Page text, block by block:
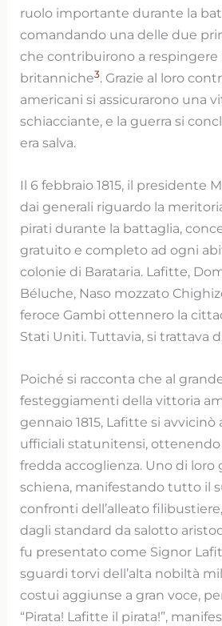
ruolo importante durante la
comandando una delle due
che contribuirono a respingere
britanniche3. Grazie al loro
americani si assicurarono una
schiacciante, e la guerra si
era salva.
Il 6 febbraio 1815, il presidente
dai generali riguardo la
pirati durante la battaglia,
gratuito e completo ad ogni
colonie di Barataria. Lafitte,
Béluche, Naso mozzato
feroce Gambi ottennero la
Stati Uniti. Tuttavia, si trattava
Poiché si racconta che al
festeggiamenti della vittoria
gennaio 1815, Lafitte si
ufficiali statunitensi,
fredda accoglienza. Uno di loro
schiena, manifestando tutto il
confronti dell’alleato
dagli standard da salotto
fu presentato come Signor
sguardi torvi dell’alta nobiltà
costui aggiunse a gran voce,
“Pirata! Lafitte il pirata!”,